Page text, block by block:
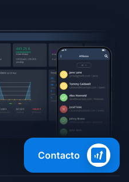
Contacto